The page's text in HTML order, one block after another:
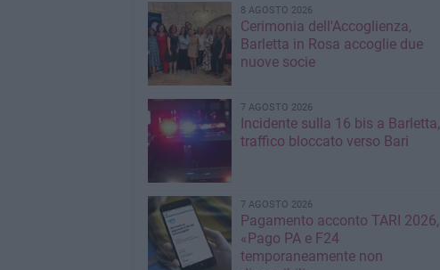
8 AGOSTO 2026
Cerimonia dell'Accoglienza,
Barletta in Rosa accoglie due
nuove socie
7 AGOSTO 2026
Incidente sulla 16 bis a Barletta,
traffico bloccato verso Bari
7 AGOSTO 2026
Pagamento acconto TARI 2026,
«Pago PA e F24
temporaneamente non